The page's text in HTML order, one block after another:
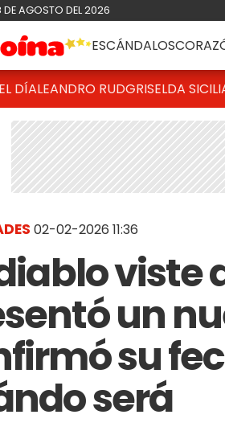
AGOSTO DEL 2026
ESCÁNDALOS
DÍALEANDRO RUDGRISELDA
02-02-2026 11:36
viste
un
su
será